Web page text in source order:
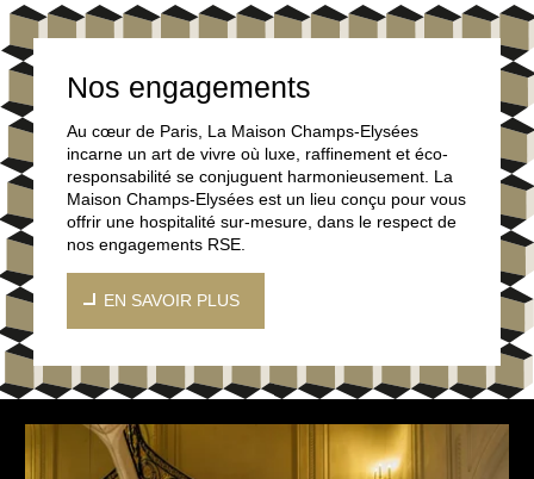
Nos engagements
Au cœur de Paris, La Maison Champs-Elysées
incarne un art de vivre où luxe, raffinement et éco-
responsabilité se conjuguent harmonieusement. La
Maison Champs-Elysées est un lieu conçu pour vous
offrir une hospitalité sur-mesure, dans le respect de
nos engagements RSE.
EN SAVOIR PLUS